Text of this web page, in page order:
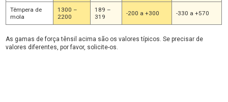
Têmpera de
mola
1300 –
2200
189 –
319
-200 a +300 -330 a +570
As gamas de força tênsil acima são os valores típicos. Se precisar de
valores diferentes, por favor, solicite-os.